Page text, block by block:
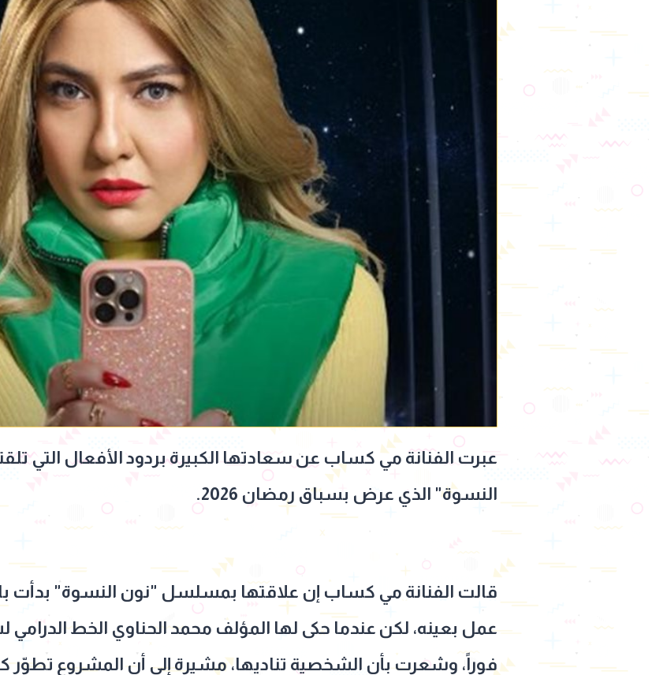
عبرت الفنانة مي كساب عن سعادتها الكبيرة بردود الأفعال التي
النسوة" الذي عرض بسباق رمضان 2026.
قالت الفنانة مي كساب إن علاقتها بمسلسل "نون النسوة" بدأت
عمل بعينه، لكن عندما حكى لها المؤلف محمد الحناوي الخط
فوراً، وشعرت بأن الشخصية تناديها، مشيرة إلى أن المشروع تطوّر